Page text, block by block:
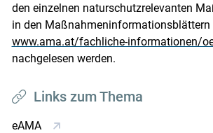
den einzelnen naturschutzrelevanten
in den Maßnahmeninformationsblättern
www.ama.at/fachliche-informationen/
nachgelesen werden.
Links zum Thema
eAMA